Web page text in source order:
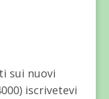
sui nuovi
iscrivetevi